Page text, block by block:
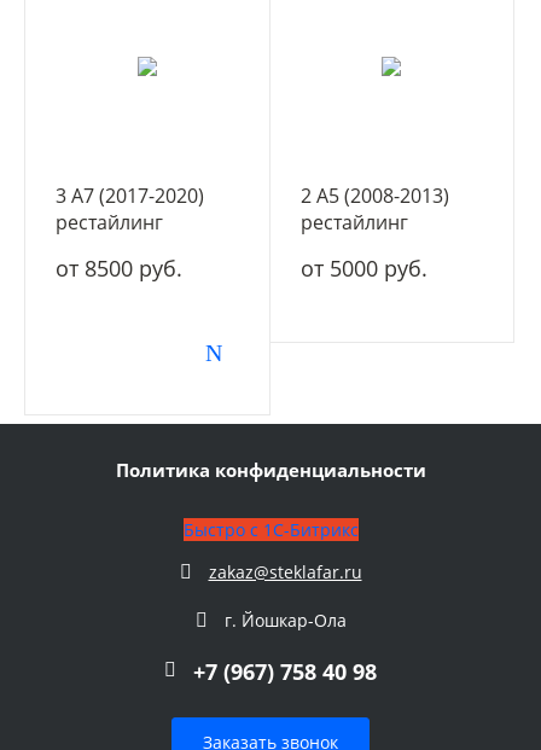
3 A7 (2017-2020)
рестайлинг
от 8500 руб.
2 A5 (2008-2013)
рестайлинг
от 5000 руб.
Политика конфиденциальности
Быстро с 1С-Битрикс
zakaz@steklafar.ru
г. Йошкар-Ола
+7 (967) 758 40 98
Заказать звонок